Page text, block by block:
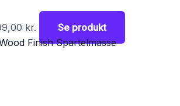
kr. Se produkt